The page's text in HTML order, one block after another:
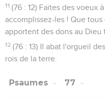
11 (76 : 12) Faites des voeux
accomplissez-les ! Que
apportent des dons au Dieu
12 (76 : 13) Il abat l'orgueil
rois de la terre.
Psaumes 77